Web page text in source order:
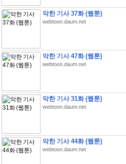
악한 기사 37화 (웹툰)
webtoon.daum.net
악한 기사 47화 (웹툰)
webtoon.daum.net
악한 기사 31화 (웹툰)
webtoon.daum.net
악한 기사 44화 (웹툰)
webtoon.daum.net